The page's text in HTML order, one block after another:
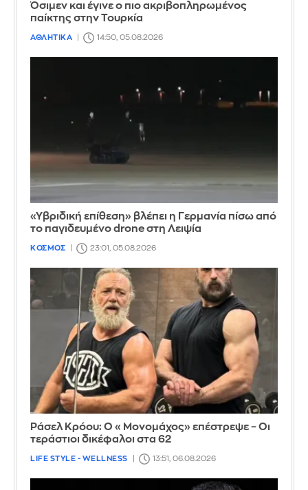
Όσιμεν και έγινε ο πιο ακριβοπληρωμένος
παίκτης στην Τουρκία
ΑΘΛΗΤΙΚΑ 14:50, 05.08.2026
«Υβριδική επίθεση» βλέπει η Γερμανία πίσω από
το παγιδευμένο drone στη Λειψία
ΚΟΣΜΟΣ 23:01, 05.08.2026
Ράσελ Κρόου: Ο «Μονομάχος» επέστρεψε – Οι
τεράστιοι δικέφαλοι στα 62
LIFE STYLE - WELLNESS 13:51, 06.08.2026